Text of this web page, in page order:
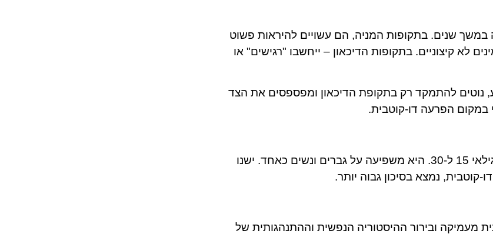
שנים. בתקופות המניה, הם עשויים להיראות פשוט
לא קיצוניים. בתקופות הדיכאון – ייחשבו "רגישים" או
נוטים להתמקד רק בתקופת הדיכאון ומפספסים את הצד
במקום הפרעה דו-קוטבית.
ההפרעה עשויה להופיע בכל גיל, אך לרוב מתחילה בין גילאי 15 ל-30. היא משפיעה על גברים ונשים כאחד. ישנו
נמצא בסיכון גבוה יותר.
ובירור ההיסטוריה הנפשית וההתנהגותית של